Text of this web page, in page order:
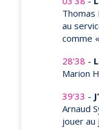
Thomas
au
comme
28‘38 -
Marion
39‘33 -
Arnaud
jouer au